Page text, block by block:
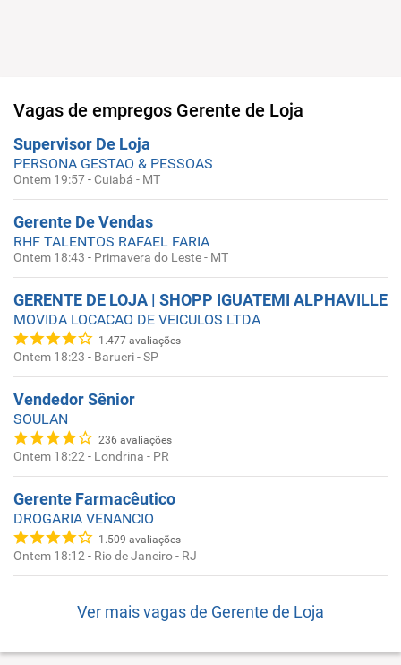
Vagas de empregos Gerente de Loja
Supervisor De Loja
PERSONA GESTAO & PESSOAS
Ontem 19:57- Cuiabá - MT
Gerente De Vendas
RHF TALENTOS RAFAEL FARIA
Ontem 18:43 - Primavera do Leste - MT
GERENTE DE LOJA | SHOPP IGUATEMI ALPHAVILLE
MOVIDA LOCACAO DE VEICULOS LTDA
1.477 avaliações
Ontem 18:23 - Barueri - SP
Vendedor Sênior
SOULAN
236 avaliações
Ontem 18:22- Londrina - PR
Gerente Farmacêutico
DROGARIA VENANCIO
1.509 avaliações
Ontem 18:12- Rio de Janeiro - RJ
Ver mais vagas de Gerente de Loja